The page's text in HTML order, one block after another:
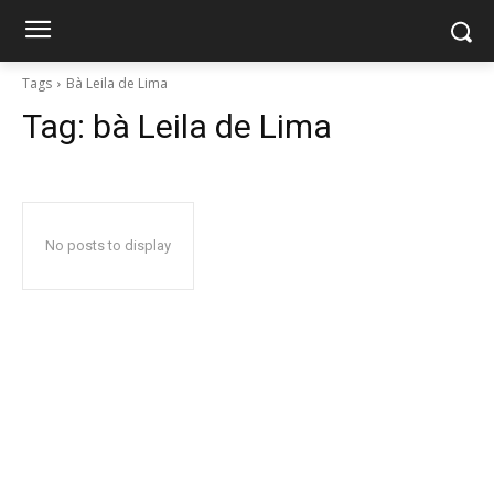
Tags Bà Leila de Lima
Tag: bà Leila de Lima
No posts to display